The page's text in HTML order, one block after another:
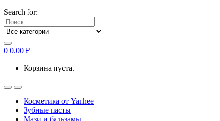
Search for:
0 0.00 ₽
Корзина пуста.
Косметика от Yanhee
Зубные пасты
Мази и бальзамы